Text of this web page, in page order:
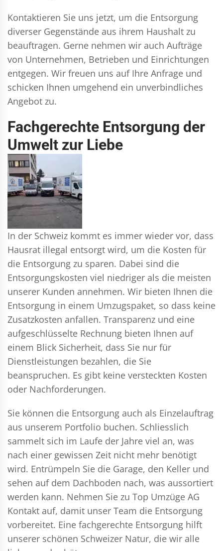
Kontaktieren Sie uns jetzt, um die Entsorgung
diverser Gegenstände aus ihrem Haushalt zu
beauftragen. Gerne nehmen wir auch Aufträge
von Unternehmen, Betrieben und Einrichtungen
entgegen. Wir freuen uns auf Ihre Anfrage und
schicken Ihnen umgehend ein unverbindliches
Angebot zu.
Fachgerechte Entsorgung der
Umwelt zur Liebe
In der Schweiz kommt es immer wieder vor, dass
Hausrat illegal entsorgt wird, um die Kosten für
die Entsorgung zu sparen. Dabei sind die
Entsorgungskosten viel niedriger als die meisten
unserer Kunden annehmen. Wir bieten Ihnen die
Entsorgung in einem Umzugspaket, so dass keine
Zusatzkosten anfallen. Transparenz und eine
aufgeschlüsselte Rechnung bieten Ihnen auf
einem Blick Sicherheit, dass Sie nur für
Dienstleistungen bezahlen, die Sie
beanspruchen. Es gibt keine versteckten Kosten
oder Nachforderungen.
Sie können die Entsorgung auch als Einzelauftrag
aus unserem Portfolio buchen. Schliesslich
sammelt sich im Laufe der Jahre viel an, was
nach einer gewissen Zeit nicht mehr benötigt
wird. Entrümpeln Sie die Garage, den Keller und
sehen auf dem Dachboden nach, was aussortiert
werden kann. Nehmen Sie zu Top Umzüge AG
Kontakt auf, damit unser Team die Entsorgung
vorbereitet. Eine fachgerechte Entsorgung hilft
unserer schönen Schweizer Natur, die wir alle